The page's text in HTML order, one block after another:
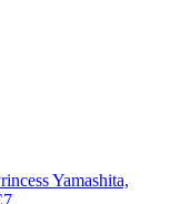
Yamashita,